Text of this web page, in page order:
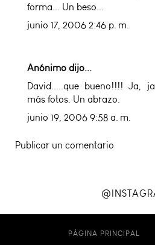
forma... Un beso...
junio 17, 2006 2:46 p. m.
Anónimo dijo...
David.....que bueno!!!! Ja,
más fotos. Un abrazo.
junio 19, 2006 9:58 a. m.
Publicar un comentario
PÁGINA PRINCIPAL